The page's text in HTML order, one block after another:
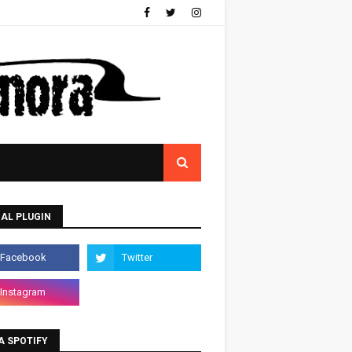
PLUGIN
SPOTIFY